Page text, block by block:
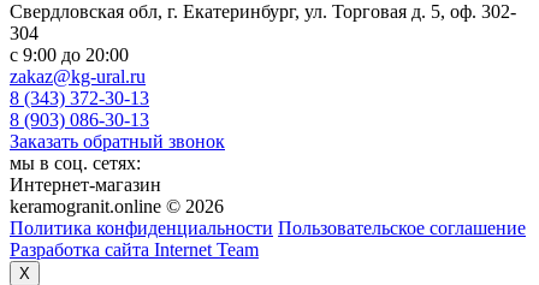
Свердловская обл, г. Екатеринбург, ул. Торговая д. 5, оф. 302-
304
c 9:00 до 20:00
zakaz@kg-ural.ru
8 (343) 372-30-13
8 (903) 086-30-13
Заказать обратный звонок
мы в соц. сетях:
Интернет-магазин
keramogranit.online © 2026
Политика конфиденциальности Пользовательское соглашение
Разработка сайта Internet Team
X